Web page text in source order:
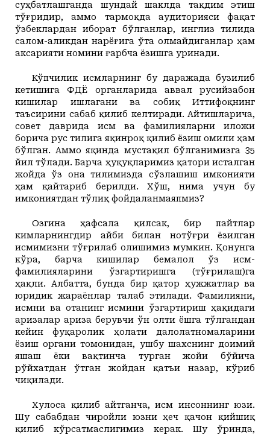
суҳбатлашганда шундай шаклда тақдим этиш
тўғридир, аммо тармоқда аудиторияси фақат
ўзбеклардан иборат бўлганлар, инглиз тилида
салом-аликдан нарёғига ўта олмайдиганлар ҳам
аксарияти номини ғарбча ёзишга уринади.
Кўпчилик исмларнинг бу даражада бузилиб
кетишига ФҲДЁ органларида аввал русийзабон
кишилар ишлагани ва собиқ Иттифоқнинг
таъсирини сабаб қилиб келтиради. Айтишларича,
совет даврида исм ва фамилияларни иложи
борича рус тилига яқинроқ қилиб ёзиш омили ҳам
бўлган. Аммо яқинда мустақил бўлганимизга 35
йил тўлади. Барча ҳуқуқларимиз қатори исталган
жойда ўз она тилимизда сўзлашиш имконияти
ҳам қайтариб берилди. Хўш, нима учун бу
имкониятдан тўлиқ фойдаланмаяпмиз?
Озгина ҳафсала қилсак, бир пайтлар
кимларнингдир айби билан нотўғри ёзилган
исмимизни тўғрилаб олишимиз мумкин. Қонунга
кўра, барча кишилар бемалол ўз исм-
фамилияларини ўзгартиришга
(тўғрилаш)га
ҳақли. Албатта, бунда бир қатор ҳужжатлар ва
юридик жараёнлар талаб этилади. Фамилияни,
исмни ва отанинг исмини ўзгартириш ҳақидаги
аризалар ариза берувчи ўн олти ёшга тўлгандан
кейин фуқаролик ҳолати далолатномаларини
ёзиш органи томонидан, ушбу шахснинг доимий
яшаш ёки вақтинча турган жойи бўйича
рўйхатдан ўтган жойдан қатъи назар, кўриб
чиқилади.
Хулоса қилиб айтганча, исм инсоннинг юзи.
Шу сабабдан чиройли юзни ҳеч қачон қийшиқ
қилиб кўрсатмаслигимиз керак. Шу ўринда,